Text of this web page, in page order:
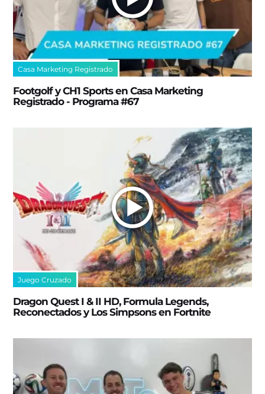
Casa Marketing Registrado
Footgolf y CH1 Sports en Casa Marketing
Registrado - Programa #67
Juego Cruzado
Dragon Quest I & II HD, Formula Legends,
Reconectados y Los Simpsons en Fortnite